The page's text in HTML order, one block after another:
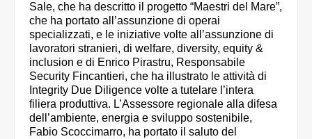
Sale, che ha descritto il progetto “Maestri del Mare”,
che ha portato all’assunzione di operai
specializzati, e le iniziative volte all’assunzione di
lavoratori stranieri, di welfare, diversity, equity &
inclusion e di Enrico Pirastru, Responsabile
Security Fincantieri, che ha illustrato le attività di
Integrity Due Diligence volte a tutelare l’intera
filiera produttiva. L’Assessore regionale alla difesa
dell’ambiente, energia e sviluppo sostenibile,
Fabio Scoccimarro, ha portato il saluto del